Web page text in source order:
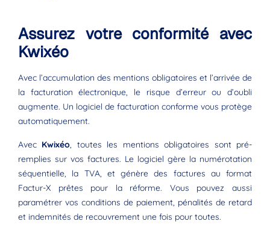
Assurez votre conformité avec
Kwixéo
Avec l’accumulation des mentions obligatoires et l’arrivée de
la facturation électronique, le risque d’erreur ou d’oubli
augmente. Un logiciel de facturation conforme vous protège
automatiquement.
Avec Kwixéo , toutes les mentions obligatoires sont pré-
remplies sur vos factures. Le logiciel gère la numérotation
séquentielle, la TVA, et génère des factures au format
Factur-X prêtes pour la réforme. Vous pouvez aussi
paramétrer vos conditions de paiement, pénalités de retard
et indemnités de recouvrement une fois pour toutes.